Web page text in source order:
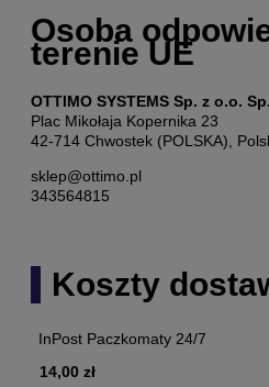
Osoba
terenie UE
OTTIMO SYSTEMS Sp. z o.o.
Plac Mikołaja Kopernika 23
42-714 Chwostek (POLSKA),
sklep@ottimo.pl
343564815
Koszty
Cena nie zawiera ewentualnych
InPost Paczkomaty 24/7
14,00 zł